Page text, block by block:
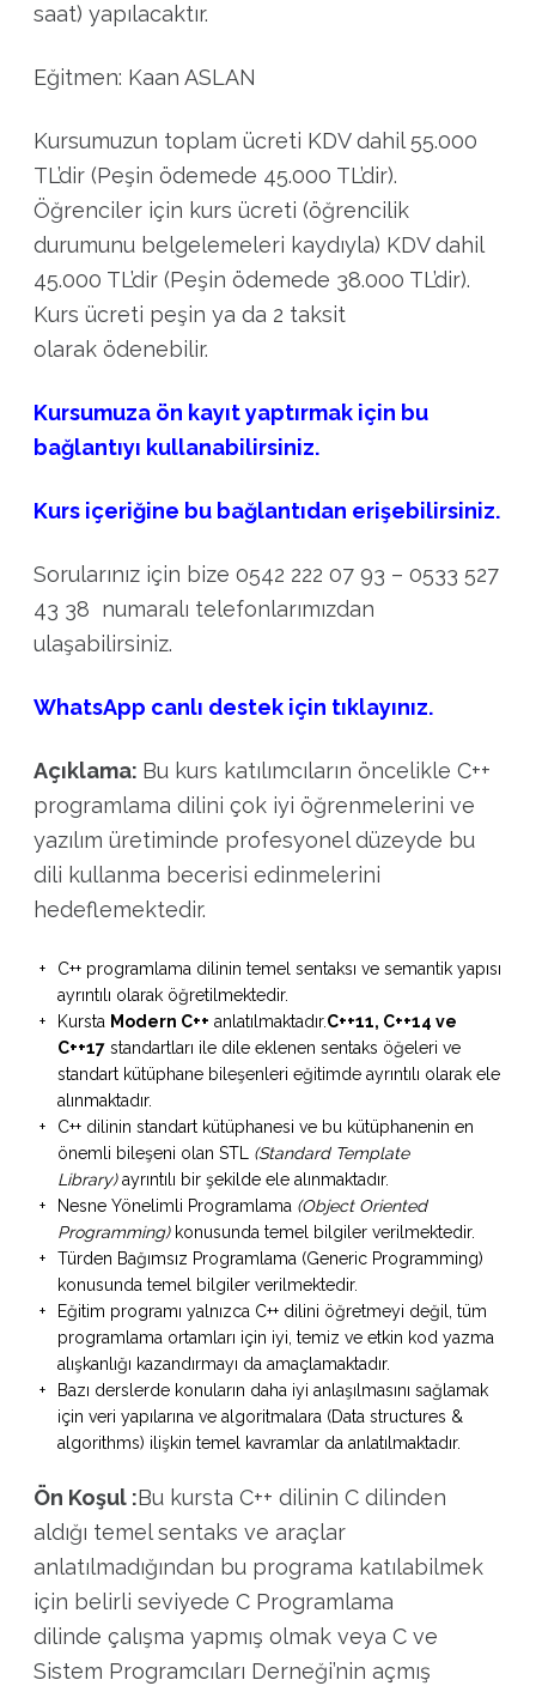
saat) yapılacaktır.
Eğitmen: Kaan ASLAN
Kursumuzun toplam ücreti KDV dahil 55.000
TL’dir (Peşin ödemede 45.000 TL’dir).
Öğrenciler için kurs ücreti (öğrencilik
durumunu belgelemeleri kaydıyla) KDV dahil
45.000 TL’dir (Peşin ödemede 38.000 TL’dir).
Kurs ücreti peşin ya da 2 taksit
olarak ödenebilir.
Kursumuza ön kayıt yaptırmak için bu
bağlantıyı kullanabilirsiniz.
Kurs içeriğine bu bağlantıdan erişebilirsiniz.
Sorularınız için bize 0542 222 07 93 – 0533 527
43 38 numaralı telefonlarımızdan
ulaşabilirsiniz.
WhatsApp canlı destek için tıklayınız.
Açıklama: Bu kurs katılımcıların öncelikle C++
programlama dilini çok iyi öğrenmelerini ve
yazılım üretiminde profesyonel düzeyde bu
dili kullanma becerisi edinmelerini
hedeflemektedir.
C++ programlama dilinin temel sentaksı ve semantik yapısı
ayrıntılı olarak öğretilmektedir.
Kursta Modern C++ anlatılmaktadır.C++11, C++14 ve
C++17standartları ile dile eklenen sentaks öğeleri ve
standart kütüphane bileşenleri eğitimde ayrıntılı olarak ele
alınmaktadır.
C++ dilinin standart kütüphanesi ve bu kütüphanenin en
önemli bileşeni olan STL (Standard Template
Library)ayrıntılı bir şekilde ele alınmaktadır.
Nesne Yönelimli Programlama (Object Oriented
Programming)konusunda temel bilgiler verilmektedir.
Türden Bağımsız Programlama (Generic Programming)
konusunda temel bilgiler verilmektedir.
Eğitim programı yalnızca C++ dilini öğretmeyi değil, tüm
programlama ortamları için iyi, temiz ve etkin kod yazma
alışkanlığı kazandırmayı da amaçlamaktadır.
Bazı derslerde konuların daha iyi anlaşılmasını sağlamak
için veri yapılarına ve algoritmalara (Data structures &
algorithms) ilişkin temel kavramlar da anlatılmaktadır.
Ön Koşul :Bu kursta C++ dilinin C dilinden
aldığı temel sentaks ve araçlar
anlatılmadığından bu programa katılabilmek
için belirli seviyede C Programlama
dilinde çalışma yapmış olmak veya C ve
Sistem Programcıları Derneği’nin açmış